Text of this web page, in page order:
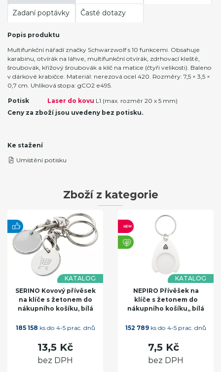
Zadaní poptávky Časté dotazy
Popis produktu
Multifunkční nářadí značky Schwarzwolf s 10 funkcemi. Obsahuje
karabinu, otvírák na láhve, multifunkční otvírák, zdrhovací kleště,
šroubovák, křížový šroubovák a klíč na matice (čtyři velikosti). Baleno
v dárkové krabičce. Materiál: nerezová ocel 420. Rozměry: 7,5 × 3,5 ×
0,7 cm. Uhlíková stopa: gCO2 e495.
Potisk Laser do kovu L1 (max. rozměr 20 x 5 mm)
Ceny za zboží jsou uvedeny bez potisku.
Ke stažení
Umístění potisku
Zboží z kategorie
KATALOG
SERINO Kovový přívěsek
na klíče s žetonem do
nákupního košíku, bílá
185 158 ks do 4-5 prac. dnů
13,5 Kč
bez DPH
KATALOG
NEPIRO Přívěšek na
klíče s žetonem do
nákupního košíku,, bílá
152 789 ks do 4-5 prac. dnů
7,5 Kč
bez DPH